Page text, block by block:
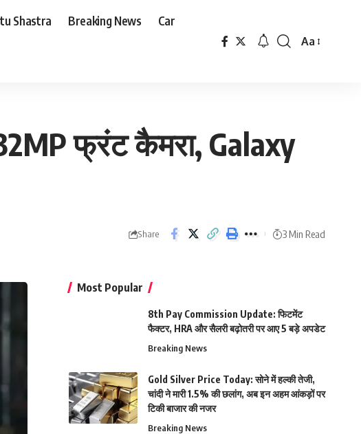
Shastra Breaking News Car
Font
Aa
फ्रंट कैमरा, Galaxy
Share 3 Min Read
Most Popular
8th Pay Commission Update: फिटमेंट
फैक्टर, HRA और सैलरी बढ़ोतरी पर आए 5 बड़े अपडेट
Breaking News
Gold Silver Price Today: सोने में हल्की तेजी,
चांदी ने मारी 1.5% की छलांग, अब इन अहम आंकड़ों पर
टिकी बाजार की नजर
Breaking News